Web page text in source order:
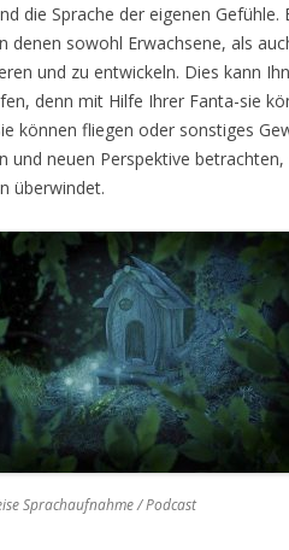
die Sprache der eigenen
denen sowohl Erwachsene, als
und zu entwickeln. Dies kann
denn mit Hilfe Ihrer Fanta-sie
können fliegen oder sonstiges
und neuen Perspektive betrachten,
überwindet.
Sprachaufnahme / Podcast